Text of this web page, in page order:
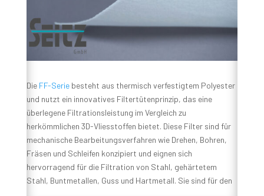
Die FF-Seriebesteht aus thermisch verfestigtem Polyester
und nutzt ein innovatives Filtertütenprinzip, das eine
überlegene Filtrationsleistung im Vergleich zu
herkömmlichen 3D-Vliesstoffen bietet. Diese Filter sind für
mechanische Bearbeitungsverfahren wie Drehen, Bohren,
Fräsen und Schleifen konzipiert und eignen sich
hervorragend für die Filtration von Stahl, gehärtetem
Stahl, Buntmetallen, Guss und Hartmetall. Sie sind für den